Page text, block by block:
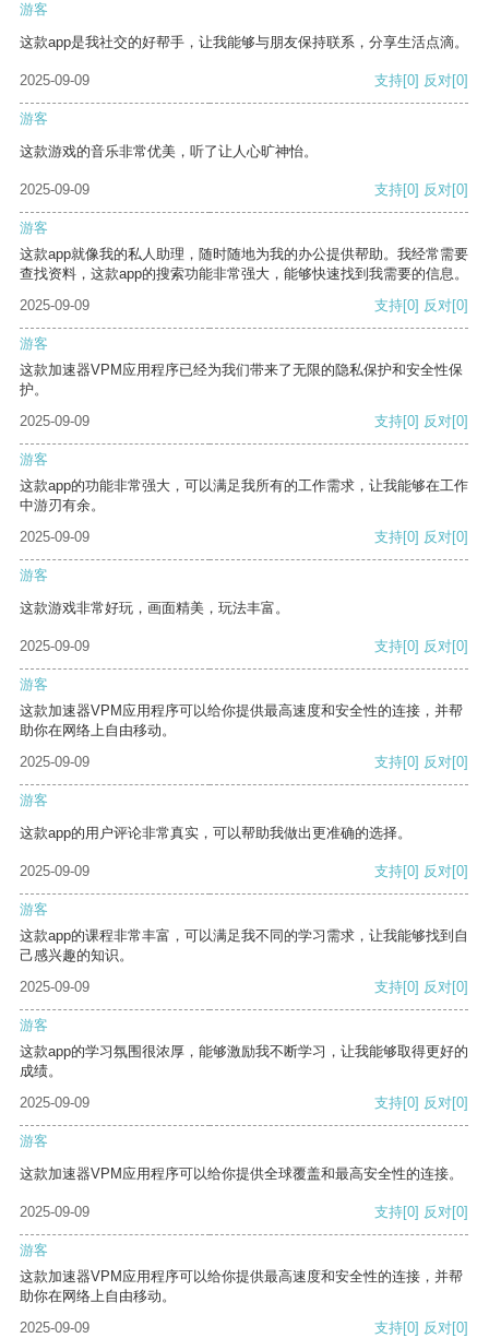
游客
这款app是我社交的好帮手，让我能够与朋友保持联系，分享生活点滴。
2025-09-09 支持[0] 反对[0]
游客
这款游戏的音乐非常优美，听了让人心旷神怡。
2025-09-09 支持[0] 反对[0]
游客
这款app就像我的私人助理，随时随地为我的办公提供帮助。我经常需要
查找资料，这款app的搜索功能非常强大，能够快速找到我需要的信息。
2025-09-09
支持[0] 反对[0]
游客
这款加速器VPM应用程序已经为我们带来了无限的隐私保护和安全性保
护。
2025-09-09
支持[0] 反对[0]
游客
这款app的功能非常强大，可以满足我所有的工作需求，让我能够在工作
中游刃有余。
2025-09-09
支持[0] 反对[0]
游客
这款游戏非常好玩，画面精美，玩法丰富。
2025-09-09 支持[0] 反对[0]
游客
这款加速器VPM应用程序可以给你提供最高速度和安全性的连接，并帮
助你在网络上自由移动。
2025-09-09
支持[0] 反对[0]
游客
这款app的用户评论非常真实，可以帮助我做出更准确的选择。
2025-09-09 支持[0] 反对[0]
游客
这款app的课程非常丰富，可以满足我不同的学习需求，让我能够找到自
己感兴趣的知识。
2025-09-09
支持[0] 反对[0]
游客
这款app的学习氛围很浓厚，能够激励我不断学习，让我能够取得更好的
成绩。
2025-09-09
支持[0] 反对[0]
游客
这款加速器VPM应用程序可以给你提供全球覆盖和最高安全性的连接。
2025-09-09 支持[0] 反对[0]
游客
这款加速器VPM应用程序可以给你提供最高速度和安全性的连接，并帮
助你在网络上自由移动。
2025-09-09
支持[0] 反对[0]